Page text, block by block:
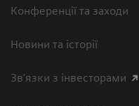
Конференції та заходи
Новини та історії
Зв'язки з інвесторами